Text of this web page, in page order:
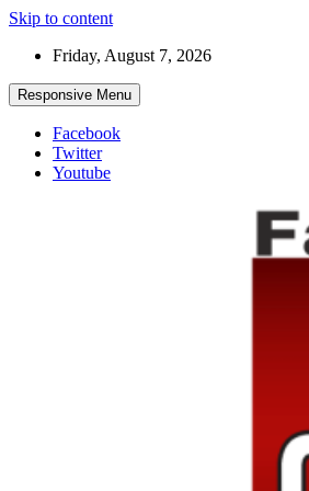
Skip to content
Friday, August 7, 2026
Responsive Menu
Facebook
Twitter
Youtube